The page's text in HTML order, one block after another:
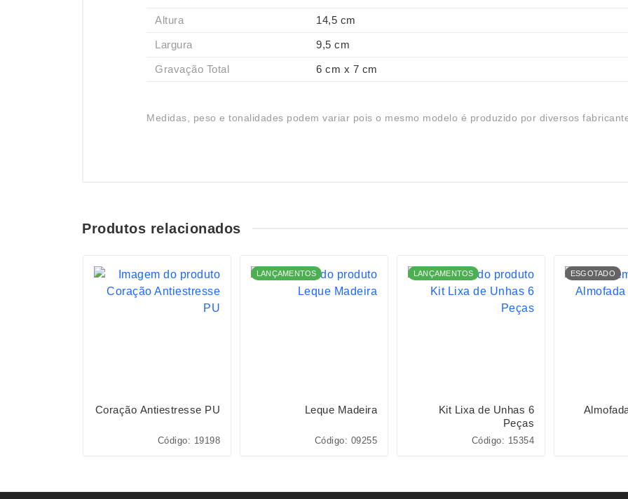
Altura 14,5 cm
Largura 9,5 cm
Gravação Total 6 cm x 7 cm
Medidas, peso e tonalidades podem variar pois o mesmo modelo é produzido por diversos
Produtos relacionados
Coração Antiestresse PU
Código: 19198
LANÇAMENTOS
Leque Madeira
Código: 09255
LANÇAMENTOS
Kit Lixa de Unhas 6
Peças
Código: 15354
ESGOTADO